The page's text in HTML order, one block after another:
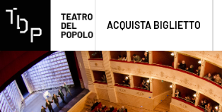
ACQUISTA BIGLIETTO